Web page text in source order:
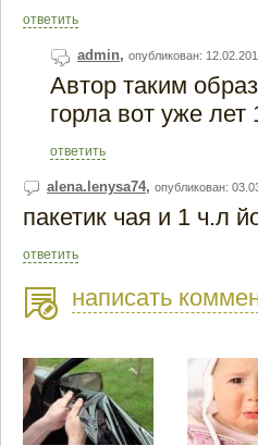
ответить
admin, опубликован:
Автор таким
горла вот уже лет
ответить
alena.lenysa74, опубликован:
пакетик чая и 1 ч.л
ответить
написать